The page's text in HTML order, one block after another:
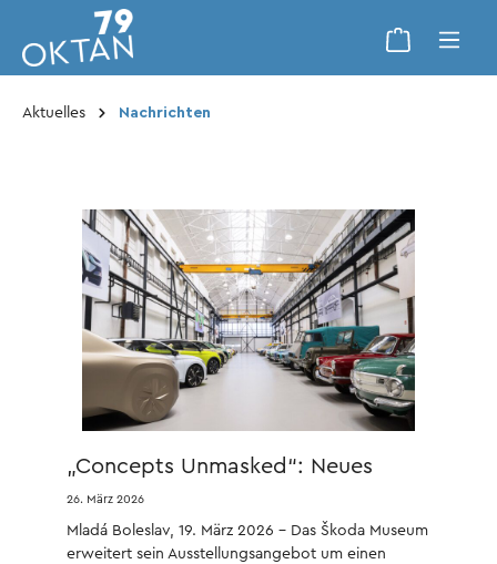
Aktuelles Nachrichten
„Concepts Unmasked“: Neues
Depot des Škoda Museums für
Besucher geöffnet
26. März 2026
Mladá Boleslav, 19. März 2026 – Das Škoda Museum
erweitert sein Ausstellungsangebot um einen